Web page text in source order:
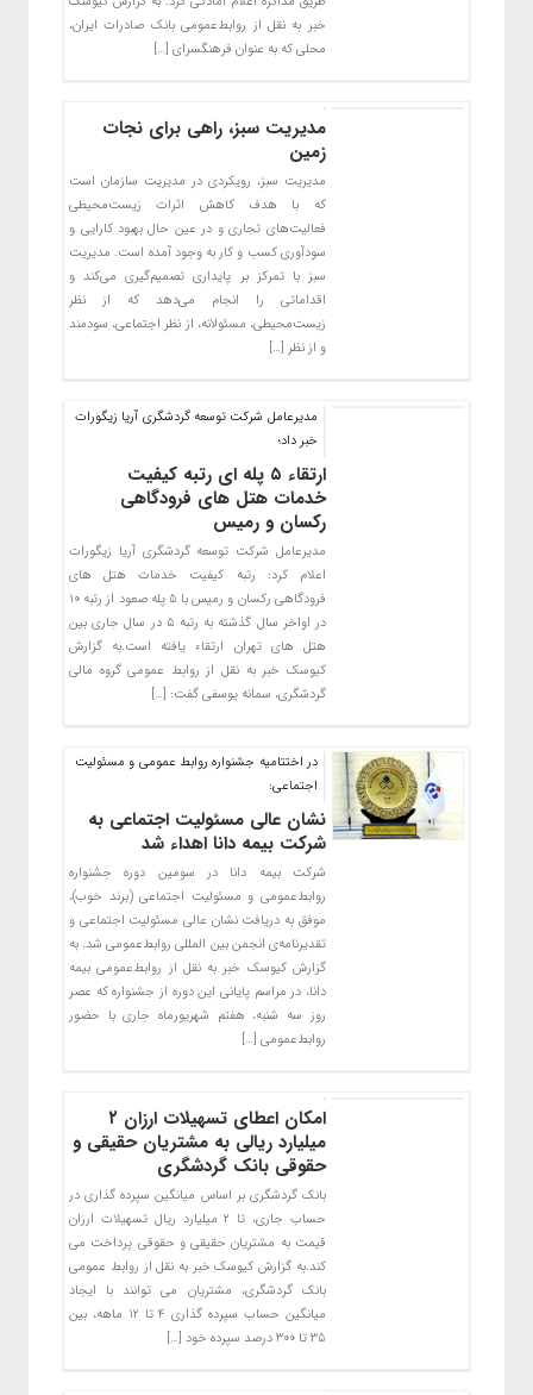
خبر به نقل از روابط‌عمومی بانک صادرات ایران،
محلی که به عنوان فرهنگسرای […]
مدیریت سبز، راهی برای نجات
زمین
مدیریت سبز، رویکردی در مدیریت سازمان است
که با هدف کاهش اثرات زیست‌محیطی
فعالیت‌های تجاری و در عین حال بهبود کارایی و
سودآوری کسب و کار به وجود آمده است. مدیریت
سبز با تمرکز بر پایداری تصمیم‌گیری می‌کند و
اقداماتی را انجام می‌دهد که از نظر
زیست‌محیطی، مسئولانه، از نظر اجتماعی، سودمند
و از نظر […]
مدیرعامل شرکت توسعه گردشگری آریا زیگورات
خبر داد؛
ارتقاء ۵ پله ای رتبه کیفیت
خدمات هتل های فرودگاهی
رکسان و رمیس
مدیرعامل شرکت توسعه گردشگری آریا زیگورات
اعلام کرد: رتبه کیفیت خدمات هتل های
فرودگاهی رکسان و رمیس با ۵ پله صعود از رتبه ۱۰
در اواخر سال گذشته به رتبه ۵ در سال جاری بین
هتل های تهران ارتقاء یافته است.به گزارش
کیوسک خبر به نقل از روابط عمومی گروه مالی
گردشگری، سمانه یوسفی گفت: […]
در اختتامیه جشنواره روابط عمومی و مسئولیت
اجتماعی:
نشان عالی مسئولیت اجتماعی به
شرکت بیمه دانا اهداء شد
شرکت بیمه دانا در سومین دوره جشنواره
روابط‌عمومی و مسئولیت اجتماعی (برند خوب)،
موفق به دریافت نشان عالی مسئولیت اجتماعی و
تقدیرنامه‌ی انجمن بین المللی روابط‌عمومی شد. به
گزارش کیوسک خبر به نقل از روابط‌عمومی بیمه
دانا، در مراسم پایانی این دوره از جشنواره که عصر
روز سه شنبه، هفتم شهریور‌ماه جاری با حضور
روابط‌عمومی […]
امکان اعطای تسهیلات ارزان ۲
میلیارد ریالی به مشتریان حقیقی و
حقوقی بانک گردشگری
بانک گردشگری بر اساس میانگین سپرده گذاری در
حساب جاری، تا ۲ میلیارد ریال تسهیلات ارزان
قیمت به مشتریان حقیقی و حقوقی پرداخت می
کند.به گزارش کیوسک خبر به نقل از روابط عمومی
بانک گردشگری، مشتریان می توانند با ایجاد
میانگین حساب سپرده گذاری ۴ تا ۱۲ ماهه، بین
۳۵ تا ۳۰۰ درصد سپرده خود […]